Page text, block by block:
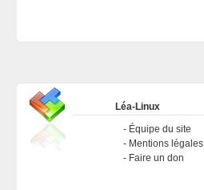
Léa-Linux
Équipe du site
Mentions légales
Faire un don